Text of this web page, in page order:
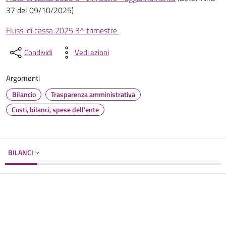
37 del 09/10/2025)
Flussi di cassa 2025 3^ trimestre
Condividi Vedi azioni
Argomenti
Bilancio
Trasparenza amministrativa
Costi, bilanci, spese dell'ente
BILANCI